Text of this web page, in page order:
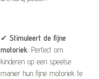
✔ Stimuleert de fijne
motoriek: Perfect om
kinderen op een speelse
manier hun fijne motoriek te